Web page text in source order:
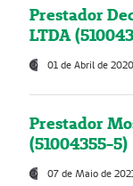
Prestador
LTDA
01 de Abril de 2020
Prestador
(51004355-5)
07 de Maio de